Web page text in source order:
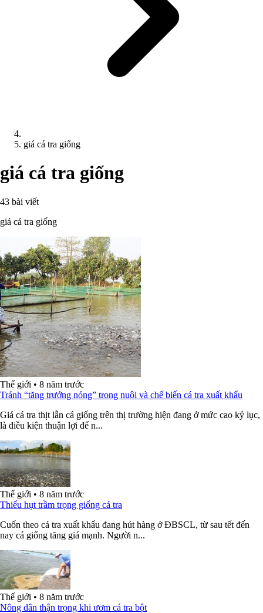
giá cá tra giống
giá cá tra giống
43 bài viết
giá cá tra giống
Thế giới • 8 năm trước
Tránh “tăng trưởng nóng” trong nuôi và chế biến cá tra xuất khẩu
Giá cá tra thịt lẫn cá giống trên thị trường hiện đang ở mức cao kỷ lục,
là điều kiện thuận lợi để n...
Thế giới • 8 năm trước
Thiếu hụt trầm trọng giống cá tra
Cuốn theo cá tra xuất khẩu đang hút hàng ở ĐBSCL, từ sau tết đến
nay cá giống tăng giá mạnh. Người n...
Thế giới • 8 năm trước
Nông dân thận trọng khi ươm cá tra bột